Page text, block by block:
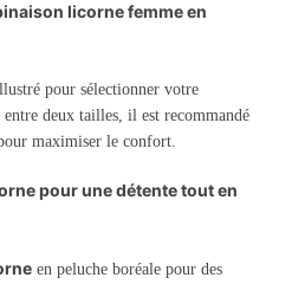
licorne femme en
pour sélectionner votre
deux tailles, il est recommandé
maximiser le confort.
pour une détente tout en
en peluche boréale pour des